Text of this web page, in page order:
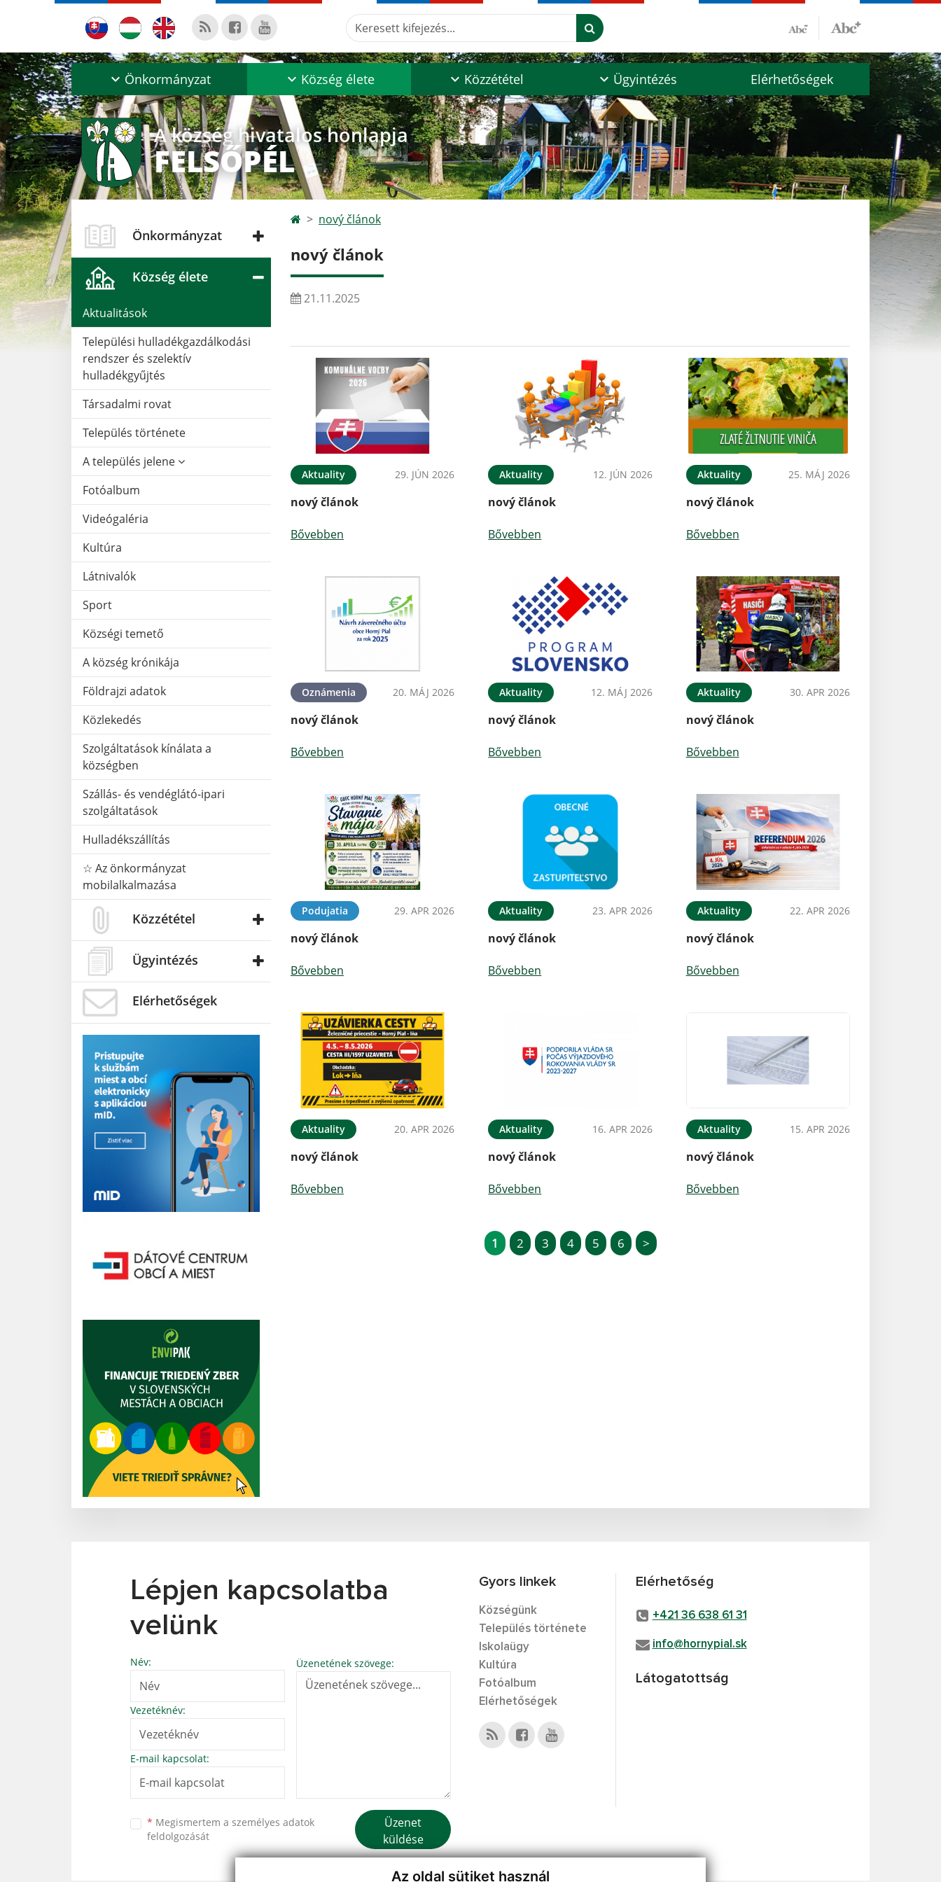
Az oldal sütiket használ
Keresett kifejezés...
Önkormányzat Község élete Közzététel Ügyintézés Elérhetőségek
A község hivatalos honlapja
FELSŐPÉL
Önkormányzat
Község élete
Aktualitások
Települési hulladékgazdálkodási
rendszer és szelektív
hulladékgyűjtés
Társadalmi rovat
Település története
A település jelene
Fotóalbum
Videógaléria
Kultúra
Látnivalók
Sport
Községi temető
A község krónikája
Földrajzi adatok
Közlekedés
Szolgáltatások kínálata a
községben
Szállás- és vendéglátó-ipari
szolgáltatások
Hulladékszállítás
☆ Az önkormányzat
mobilalkalmazása
Közzététel
Ügyintézés
Elérhetőségek
nový článok
nový článok
21.11.2025
Aktuality 29. JÚN 2026
nový článok
Bővebben
Aktuality 12. JÚN 2026
nový článok
Bővebben
Aktuality 25. MÁJ 2026
nový článok
Bővebben
Oznámenia 20. MÁJ 2026
nový článok
Bővebben
Aktuality 12. MÁJ 2026
nový článok
Bővebben
Aktuality 30. APR 2026
nový článok
Bővebben
Podujatia 29. APR 2026
nový článok
Bővebben
Aktuality 23. APR 2026
nový článok
Bővebben
Aktuality 22. APR 2026
nový článok
Bővebben
Aktuality 20. APR 2026
nový článok
Bővebben
Aktuality 16. APR 2026
nový článok
Bővebben
Aktuality 15. APR 2026
nový článok
Bővebben
1 2 3 4 5 6 >
Lépjen kapcsolatba
velünk
Név:
Vezetéknév:
E-mail kapcsolat:
Üzenetének szövege:
* Megismertem a személyes adatok
feldolgozását
Üzenet
küldése
Gyors linkek
Községünk
Település története
Iskolaügy
Kultúra
Fotóalbum
Elérhetőségek
Elérhetőség
+421 36 638 61 31
info@hornypial.sk
Látogatottság